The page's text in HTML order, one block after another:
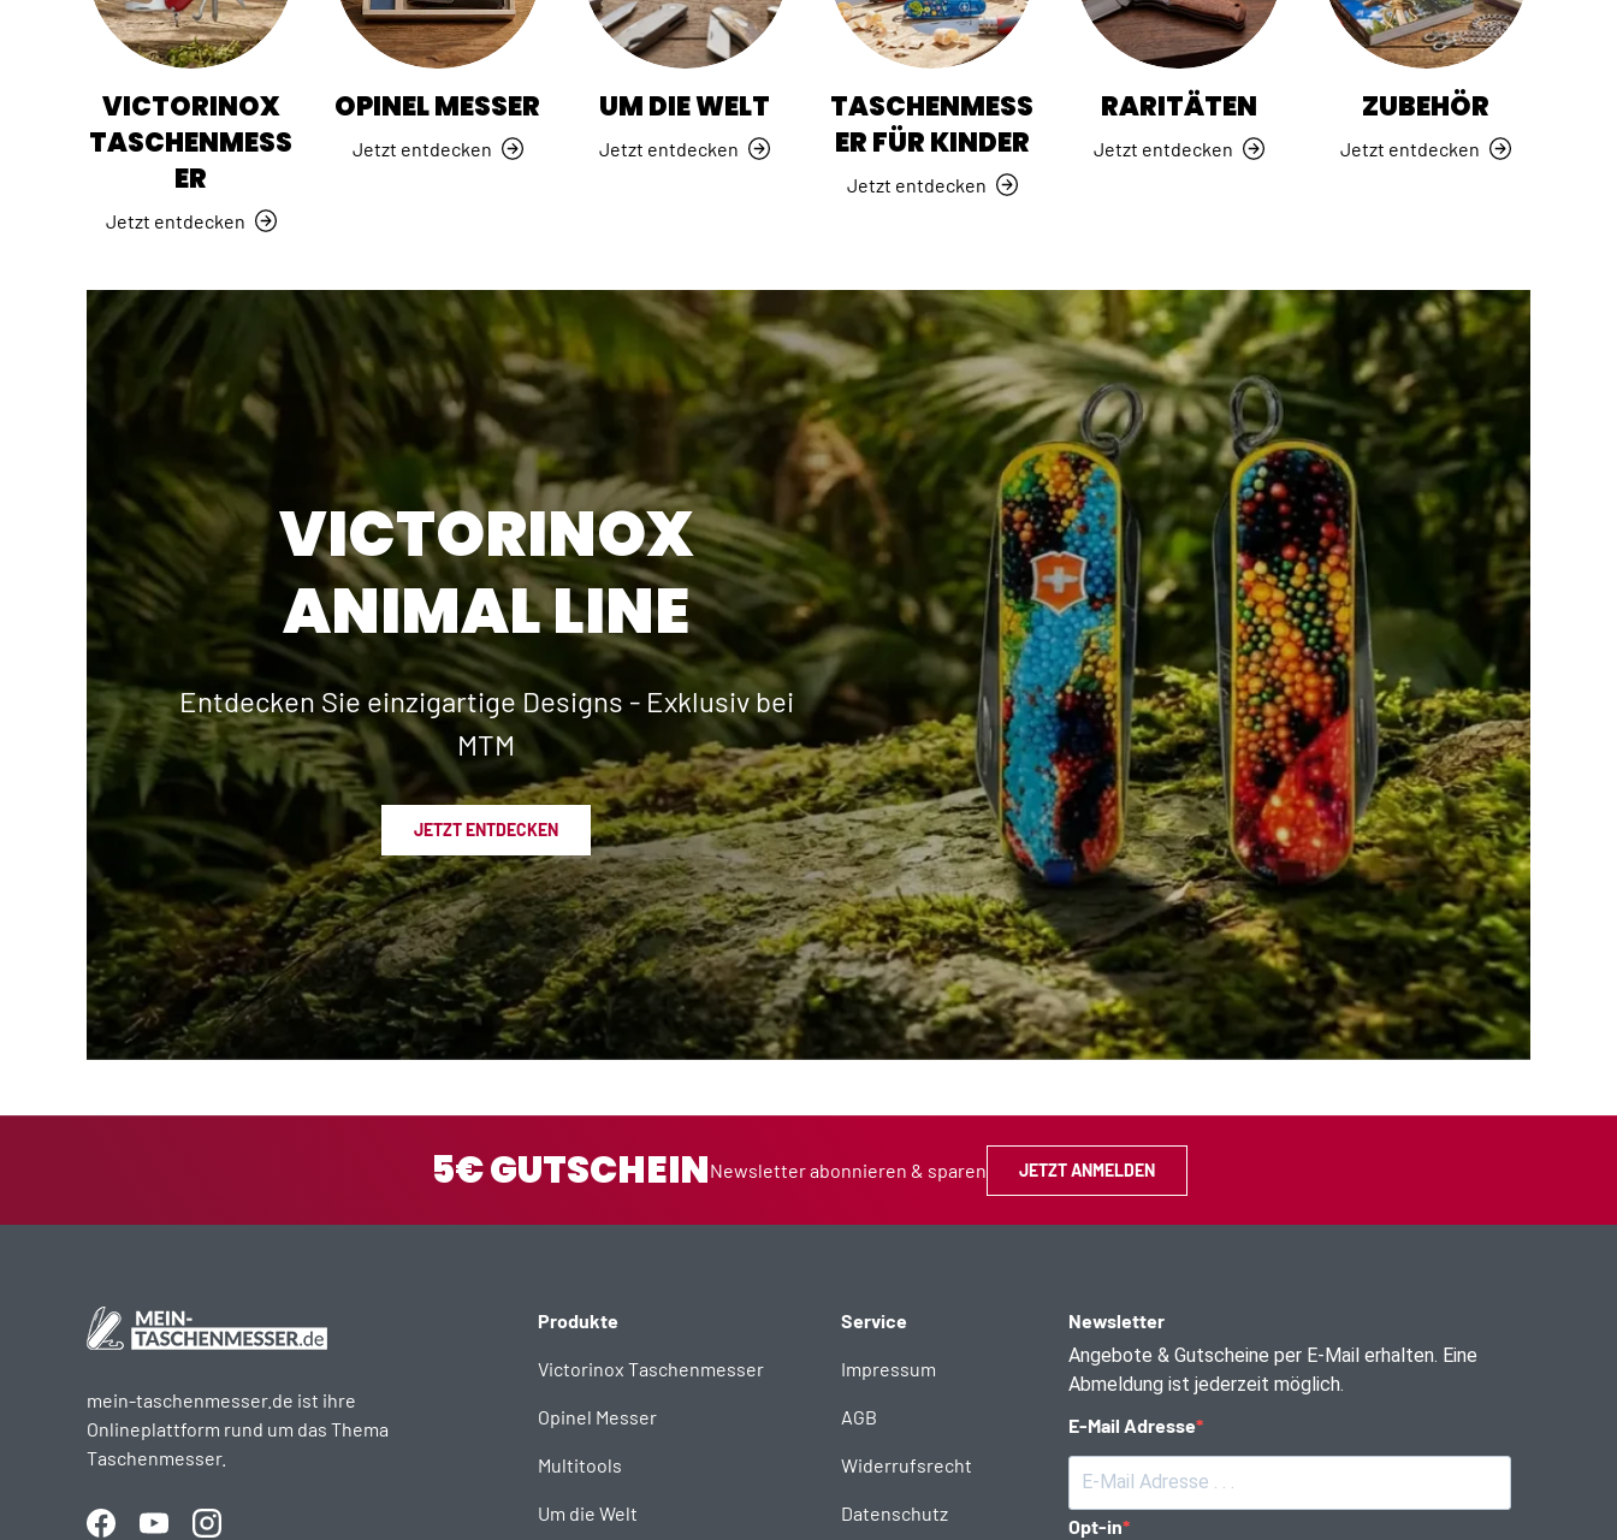
VICTORINOX
TASCHENMESS
ER
Jetzt entdecken
OPINEL MESSER
Jetzt entdecken
UM DIE WELT
Jetzt entdecken
TASCHENMESS
ER FÜR KINDER
Jetzt entdecken
RARITÄTEN
Jetzt entdecken
ZUBEHÖR
Jetzt entdecken
VICTORINOX
ANIMAL LINE
Entdecken Sie einzigartige Designs - Exklusiv bei
MTM
JETZT ENTDECKEN
5€ GUTSCHEINNewsletter abonnieren & sparen JETZT ANMELDEN
mein-taschenmesser.de ist ihre
Onlineplattform rund um das Thema
Taschenmesser.
FacebookYouTubeInstagram
Produkte
Victorinox Taschenmesser
Opinel Messer
Multitools
Um die Welt
Service
Impressum
AGB
Widerrufsrecht
Datenschutz
Newsletter
Angebote & Gutscheine per E-Mail erhalten. Eine
Abmeldung ist jederzeit möglich.
E-Mail Adresse
Opt-in